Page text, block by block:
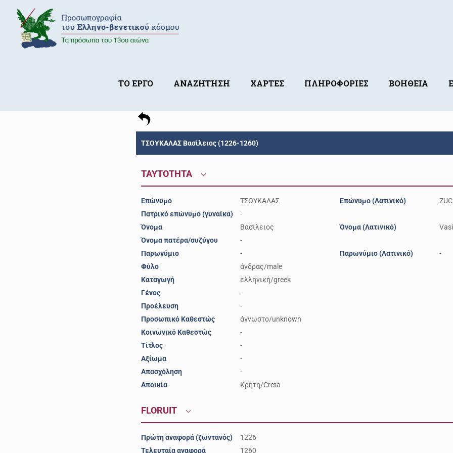
ΤΟ ΕΡΓΟ ΑΝΑΖΗΤΗΣΗ ΧΑΡΤΕΣ ΠΛΗΡΟΦΟΡΙΕΣ ΒΟΗΘΕΙΑ
ΤΣΟΥΚΑΛΑΣ Βασίλειος (1226-1260)
ΤΑΥΤΟΤΗΤΑ
Επώνυμο
ΤΣΟΥΚΑΛΑΣ
Πατρικό επώνυμο (γυναίκα)
-
Όνομα
Βασίλειος
Όνομα πατέρα/συζύγου
-
Παρωνύμιο
-
Φύλο
άνδρας/male
Καταγωγή
ελληνική/greek
Γένος
-
Προέλευση
-
Προσωπικό Καθεστώς
άγνωστο/unknown
Κοινωνικό Καθεστώς
-
Τίτλος
-
Αξίωμα
-
Απασχόληση
-
Αποικία
Κρήτη/Creta
Επώνυμο (Λατινικό)
Όνομα (Λατινικό)
Παρωνύμιο (Λατινικό) -
FLORUIT
Πρώτη αναφορά (ζωντανός)
1226
Τελευταία αναφορά
1260